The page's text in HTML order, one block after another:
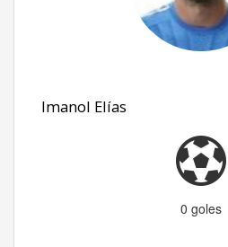
Imanol Elías
0 goles